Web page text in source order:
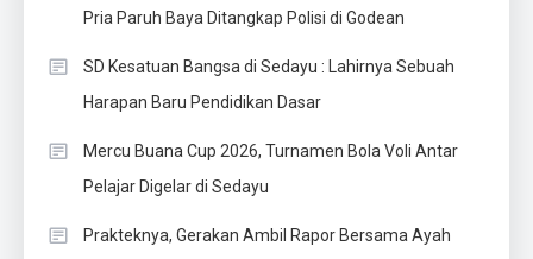
Pria Paruh Baya Ditangkap Polisi di Godean
SD Kesatuan Bangsa di Sedayu : Lahirnya Sebuah
Harapan Baru Pendidikan Dasar
Mercu Buana Cup 2026, Turnamen Bola Voli Antar
Pelajar Digelar di Sedayu
Prakteknya, Gerakan Ambil Rapor Bersama Ayah